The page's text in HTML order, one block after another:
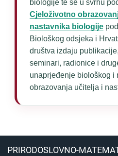
biologije te se u svrhu
Cjeloživotno
nastavnika biologije
Biološkog odsjeka i
društva izdaju
seminari, radionice i
unaprjeđenje biološkog i
obrazovanja učitelja i
PRIRODOSLOVNO-